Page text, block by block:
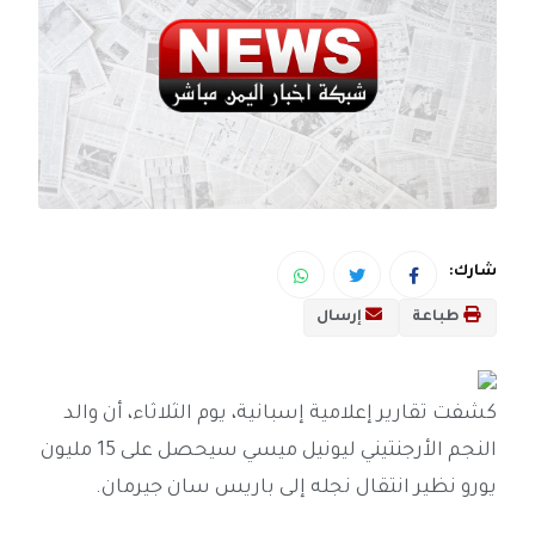
شارك:
طباعة إرسال
كشفت تقارير إعلامية إسبانية، يوم الثلاثاء، أن والد
النجم الأرجنتيني ليونيل ميسي سيحصل على 15 مليون
يورو نظير انتقال نجله إلى باريس سان جيرمان.